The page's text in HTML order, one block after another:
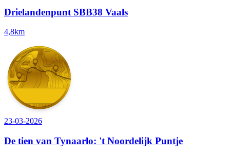
Drielandenpunt SBB38 Vaals
4,8km
23-03-2026
De tien van Tynaarlo: 't Noordelijk Puntje